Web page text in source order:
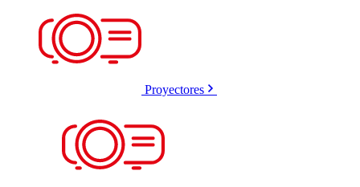
Proyectores